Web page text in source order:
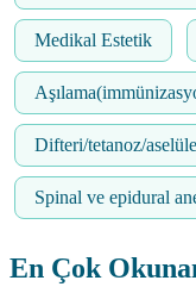
Medikal Estetik
Difteri/tetanoz/
Spinal ve epidural
En Çok